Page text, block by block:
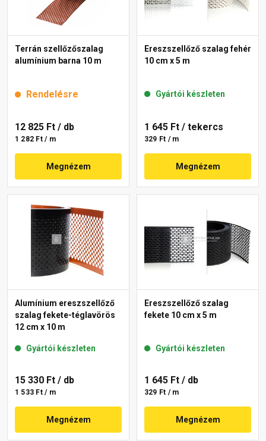
Terrán szellőzőszalag
alumínium barna 10 m
Rendelésre
12 825 Ft / db
1 282 Ft / m
Megnézem
Ereszszellőző szalag fehér
10 cm x 5 m
Gyártói készleten
1 645 Ft / tekercs
329 Ft / m
Megnézem
Alumínium ereszszellőző
szalag fekete-téglavörös
12 cm x 10 m
Gyártói készleten
15 330 Ft / db
1 533 Ft / m
Megnézem
Ereszszellőző szalag
fekete 10 cm x 5 m
Gyártói készleten
1 645 Ft / db
329 Ft / m
Megnézem